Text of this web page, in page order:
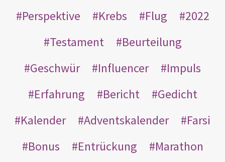
Perspektive
Krebs Flug
2022
Testament
Beurteilung
Geschwür
Influencer
Impuls
Erfahrung
Bericht
Gedicht
Kalender
Adventskalender
Farsi
Bonus
Entrückung
Marathon